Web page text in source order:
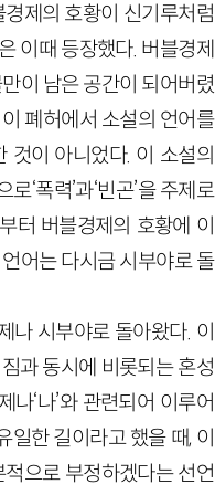
제의 호황이 신기루처럼
이때 등장했다. 버블경제
이 남은 공간이 되어버렸
폐허에서 소설의 언어를
것이 아니었다. 이 소설의
‘폭력’과‘빈곤’을 주제로
터 버블경제의 호황에 이
어는 다시금 시부야로 돌
시부야로 돌아왔다. 이
과 동시에 비롯되는 혼성
‘나’와 관련되어 이루어
한 길이라고 했을 때, 이
으로 부정하겠다는 선언